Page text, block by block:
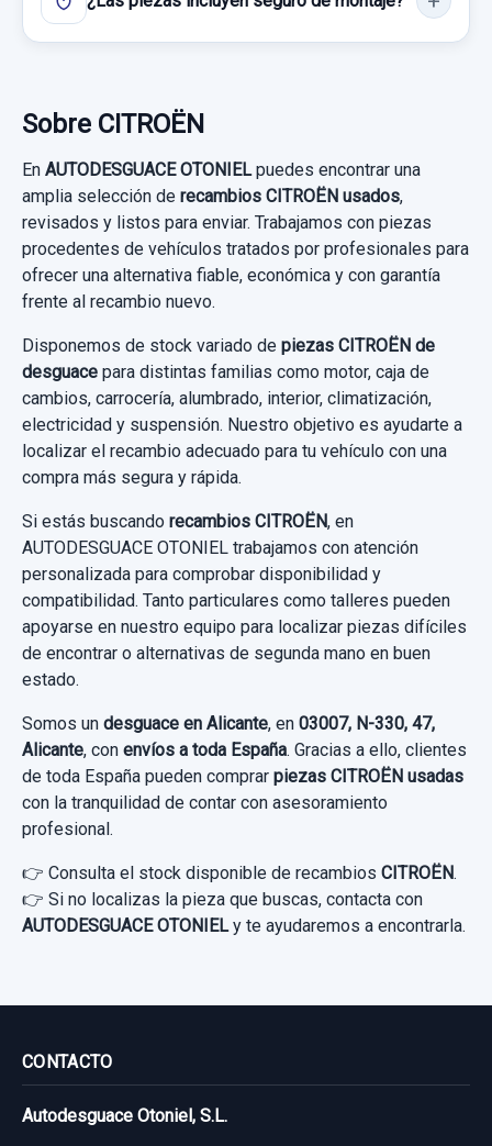
Sobre CITROËN
En AUTODESGUACE OTONIELpuedes encontrar una
amplia selección de recambios CITROËN usados,
revisados y listos para enviar. Trabajamos con piezas
procedentes de vehículos tratados por profesionales para
ofrecer una alternativa fiable, económica y con garantía
frente al recambio nuevo.
Disponemos de stock variado de piezas CITROËN de
desguace para distintas familias como motor, caja de
cambios, carrocería, alumbrado, interior, climatización,
electricidad y suspensión. Nuestro objetivo es ayudarte a
localizar el recambio adecuado para tu vehículo con una
compra más segura y rápida.
Si estás buscando recambios CITROËN, en
AUTODESGUACE OTONIEL trabajamos con atención
personalizada para comprobar disponibilidad y
compatibilidad. Tanto particulares como talleres pueden
apoyarse en nuestro equipo para localizar piezas difíciles
de encontrar o alternativas de segunda mano en buen
estado.
Somos un desguace en Alicante, en 03007, N-330, 47,
Alicante, con envíos a toda España. Gracias a ello, clientes
de toda España pueden comprar piezas CITROËN usadas
con la tranquilidad de contar con asesoramiento
profesional.
👉 Consulta el stock disponible de recambios CITROËN.
👉 Si no localizas la pieza que buscas, contacta con
AUTODESGUACE OTONIELy te ayudaremos a encontrarla.
CONTACTO
Autodesguace Otoniel, S.L.